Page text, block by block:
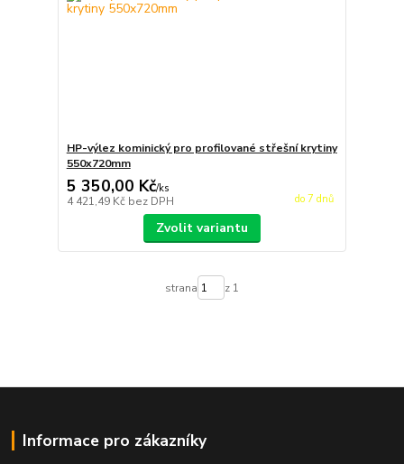
HP-výlez kominický pro profilované střešní krytiny
550x720mm
5 350,00 Kč/ks
4 421,49 Kč bez DPH do 7 dnů
Zvolit variantu
strana z 1
Informace pro zákazníky